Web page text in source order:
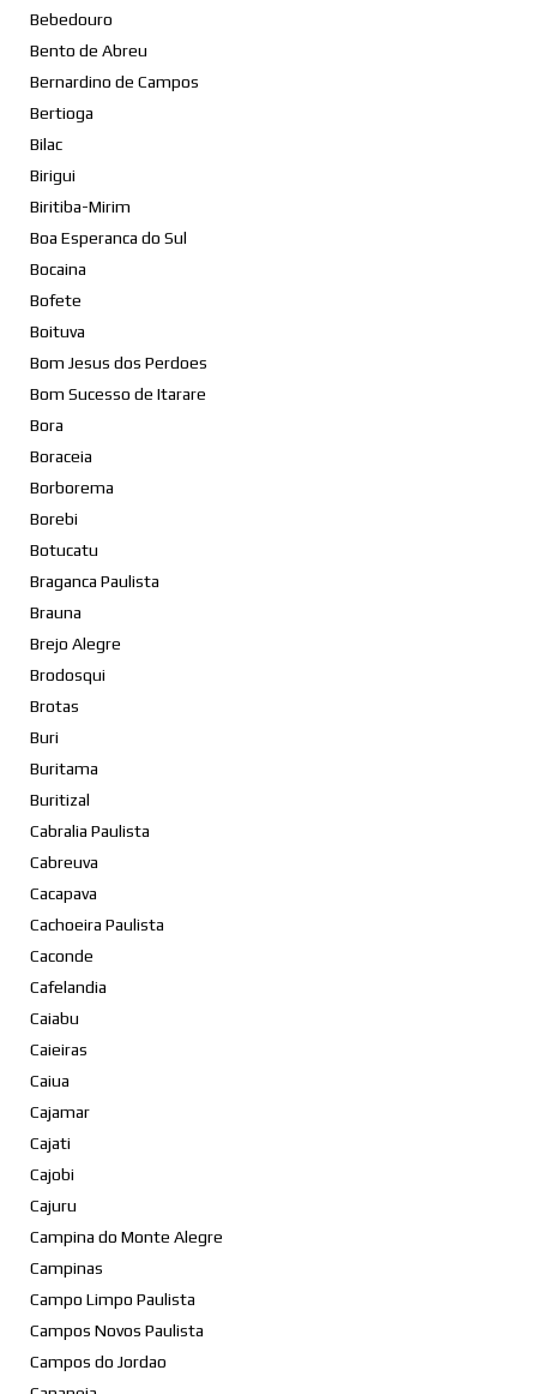
Bebedouro
Bento de Abreu
Bernardino de Campos
Bertioga
Bilac
Birigui
Biritiba-Mirim
Boa Esperanca do Sul
Bocaina
Bofete
Boituva
Bom Jesus dos Perdoes
Bom Sucesso de Itarare
Bora
Boraceia
Borborema
Borebi
Botucatu
Braganca Paulista
Brauna
Brejo Alegre
Brodosqui
Brotas
Buri
Buritama
Buritizal
Cabralia Paulista
Cabreuva
Cacapava
Cachoeira Paulista
Caconde
Cafelandia
Caiabu
Caieiras
Caiua
Cajamar
Cajati
Cajobi
Cajuru
Campina do Monte Alegre
Campinas
Campo Limpo Paulista
Campos Novos Paulista
Campos do Jordao